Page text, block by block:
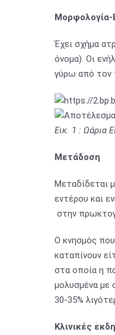
Μορφολογία-
Έχει σχήμα
όνομα). Οι
γύρω από τον
Εικ. 1 : Ωάρια
Μετάδοση
Μεταδίδεται
εντέρου και
στην
Ο κνησμός
καταπίνουν
στα οποία η
μολυσμένα με
30-35%
Κλινικές